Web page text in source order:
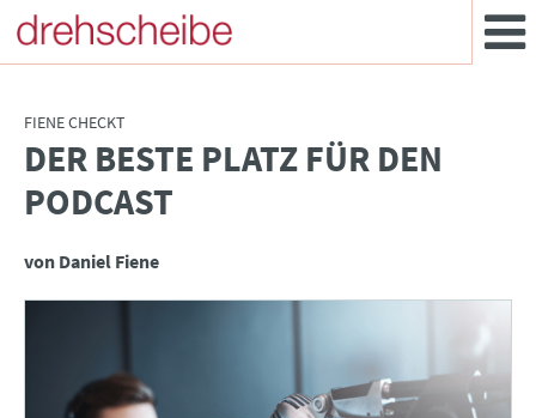
FIENE CHECKT
:DER BESTE PLATZ FÜR DEN
PODCAST
von Daniel Fiene